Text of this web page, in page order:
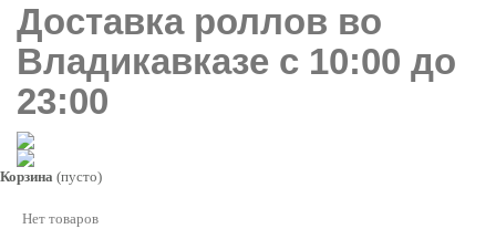
Доставка роллов во
Владикавказе с 10:00 до
23:00
Корзина (пусто)
Нет товаров